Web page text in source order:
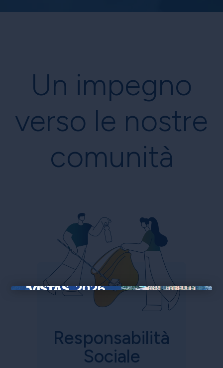
Un impegno
verso le nostre
comunità
Responsabilità
Sociale